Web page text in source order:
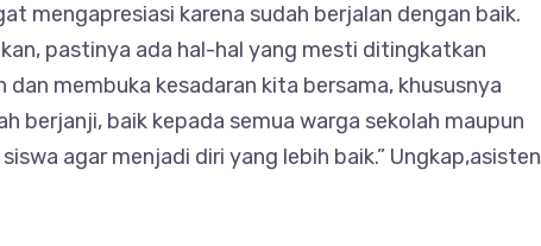
mengapresiasi karena sudah berjalan dengan baik.
pastinya ada hal-hal yang mesti ditingkatkan
membuka kesadaran kita bersama, khususnya
berjanji, baik kepada semua warga sekolah maupun
agar menjadi diri yang lebih baik.” Ungkap,asisten